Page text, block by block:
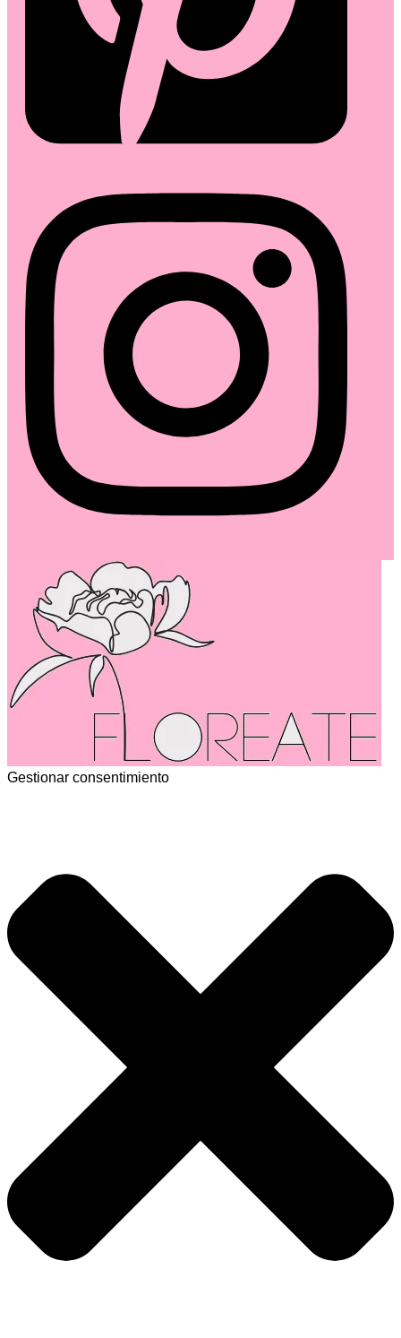
Gestionar consentimiento